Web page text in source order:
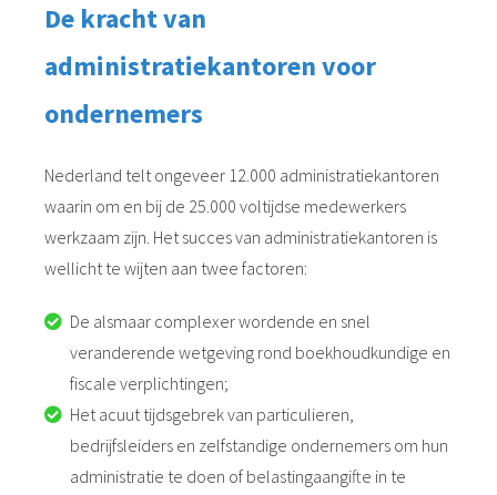
De kracht van
administratiekantoren voor
ondernemers
Nederland telt ongeveer 12.000 administratiekantoren
waarin om en bij de 25.000 voltijdse medewerkers
werkzaam zijn. Het succes van administratiekantoren is
wellicht te wijten aan twee factoren:
De alsmaar complexer wordende en snel
veranderende wetgeving rond boekhoudkundige en
fiscale verplichtingen;
Het acuut tijdsgebrek van particulieren,
bedrijfsleiders en zelfstandige ondernemers om hun
administratie te doen of belastingaangifte in te